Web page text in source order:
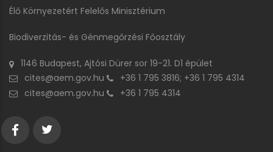
Élő Környezetért Felelős Minisztérium
Biodiverzitás- és Génmegőrzési Főosztály
1146 Budapest, Ajtósi Dürer sor 19-21. D1 épület
cites@aem.gov.hu
+36 1 795 3816; +36 1 795 4314
cites@aem.gov.hu
+36 1 795 4314